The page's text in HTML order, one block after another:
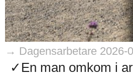
→ Dagensarbetare 2026-
✓En man omkom i